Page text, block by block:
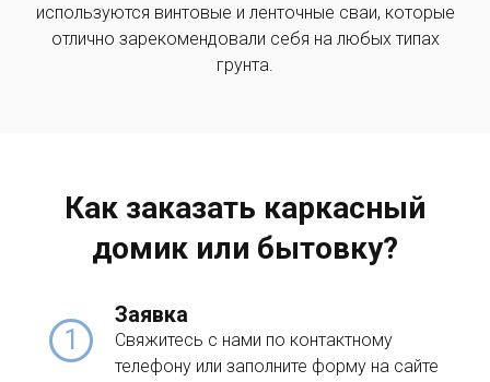
используются винтовые и ленточные сваи, которые
отлично зарекомендовали себя на любых типах
грунта.
Как заказать каркасный
домик или бытовку?
1
Заявка
Свяжитесь с нами по контактному
телефону или заполните форму на сайте